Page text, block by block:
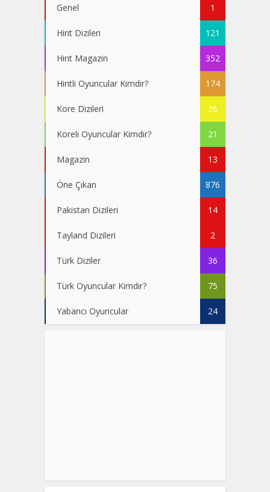
Genel 1
Hint Dizileri 121
Hint Magazin 352
Hintli Oyuncular Kimdir? 174
Kore Dizileri 26
Koreli Oyuncular Kimdir? 21
Magazin 13
Öne Çıkan 876
Pakistan Dizileri 14
Tayland Dizileri 2
Türk Diziler 36
Türk Oyuncular Kimdir? 75
Yabancı Oyuncular 24